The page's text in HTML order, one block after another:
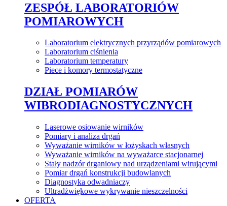
ZESPÓŁ LABORATORIÓW
POMIAROWYCH
Laboratorium elektrycznych przyrządów pomiarowych
Laboratorium ciśnienia
Laboratorium temperatury
Piece i komory termostatyczne
DZIAŁ POMIARÓW
WIBRODIAGNOSTYCZNYCH
Laserowe osiowanie wirników
Pomiary i analiza drgań
Wyważanie wirników w łożyskach własnych
Wyważanie wirników na wyważarce stacjonarnej
Stały nadzór drganiowy nad urządzeniami wirującymi
Pomiar drgań konstrukcji budowlanych
Diagnostyka odwadniaczy
Ultradżwiękowe wykrywanie nieszczelności
OFERTA